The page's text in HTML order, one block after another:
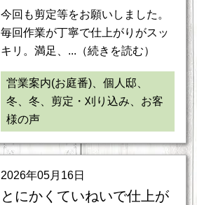
今回も剪定等をお願いしました。
毎回作業が丁寧で仕上がりがスッ
キリ。満足、...（続きを読む）
営業案内(お庭番)、個人邸、
冬、冬、剪定・刈り込み、お客
様の声
2026年05月16日
とにかくていねいで仕上が